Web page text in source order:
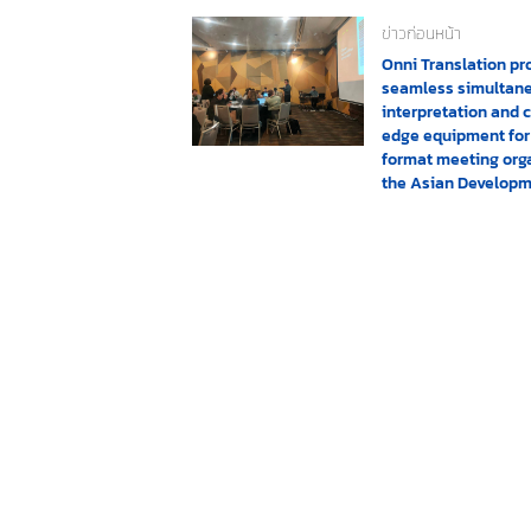
ข่าวก่อนหน้า
Onni Translation
seamless
interpretation and
edge equipment
format meeting
the Asian